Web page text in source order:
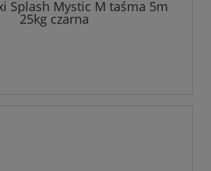
Splash Mystic M taśma 5m
25kg czarna